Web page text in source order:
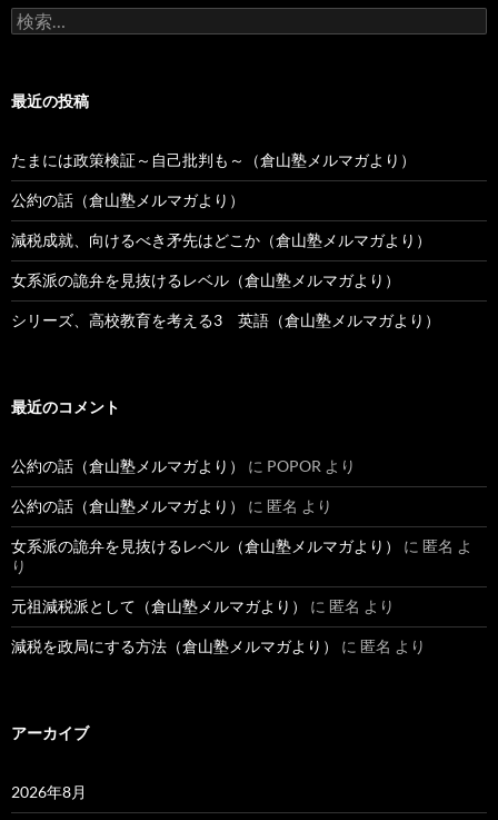
稿
検
索:
最近の投稿
たまには政策検証～自己批判も～（倉山塾メルマガより）
公約の話（倉山塾メルマガより）
減税成就、向けるべき矛先はどこか（倉山塾メルマガより）
女系派の詭弁を見抜けるレベル（倉山塾メルマガより）
シリーズ、高校教育を考える3 英語（倉山塾メルマガより）
最近のコメント
公約の話（倉山塾メルマガより） に POPOR より
公約の話（倉山塾メルマガより） に 匿名 より
女系派の詭弁を見抜けるレベル（倉山塾メルマガより） に 匿名 よ
り
元祖減税派として（倉山塾メルマガより） に 匿名 より
減税を政局にする方法（倉山塾メルマガより） に 匿名 より
アーカイブ
2026年8月